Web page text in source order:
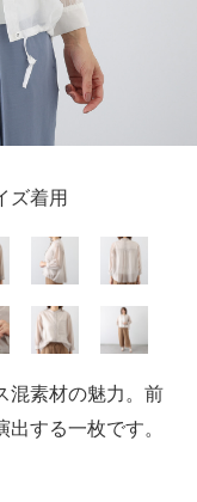
ズ着用
混素材の魅力。前
する一枚です。